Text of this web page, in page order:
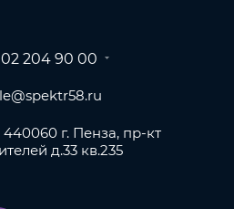
204 90 00
г. Пенза, пр-кт
д.33 кв.235